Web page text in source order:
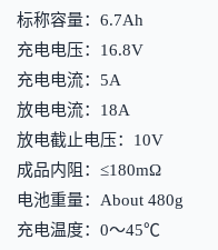
标称容量：6.7Ah
充电电压：16.8V
充电电流：5A
放电电流：18A
放电截止电压：10V
成品内阻：≤180mΩ
电池重量：About 480g
充电温度：0～45℃